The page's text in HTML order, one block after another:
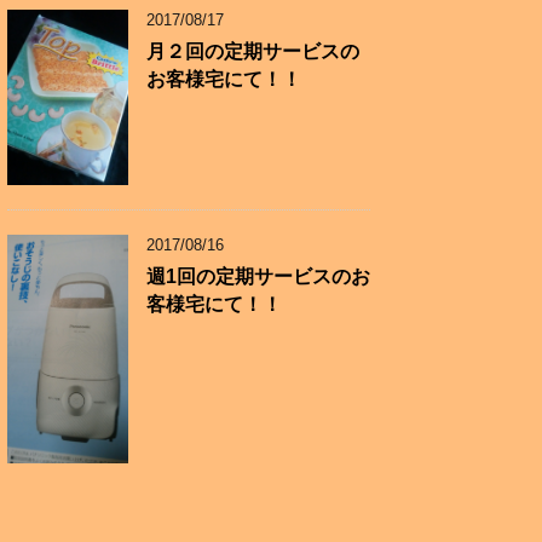
2017/08/17
月２回の定期サービスの
お客様宅にて！！
2017/08/16
週1回の定期サービスのお
客様宅にて！！